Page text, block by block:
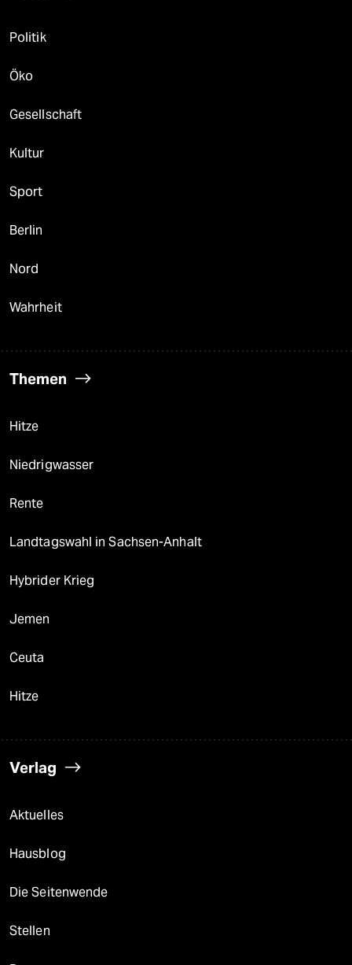
Politik
Öko
Gesellschaft
Kultur
Sport
Berlin
Nord
Wahrheit
Themen
Hitze
Niedrigwasser
Rente
Landtagswahl in Sachsen-Anhalt
Hybrider Krieg
Jemen
Ceuta
Hitze
Verlag
Aktuelles
Hausblog
Die Seitenwende
Stellen